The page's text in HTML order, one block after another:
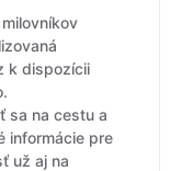
k dispozícii
sa na cestu a
informácie pre
už aj na